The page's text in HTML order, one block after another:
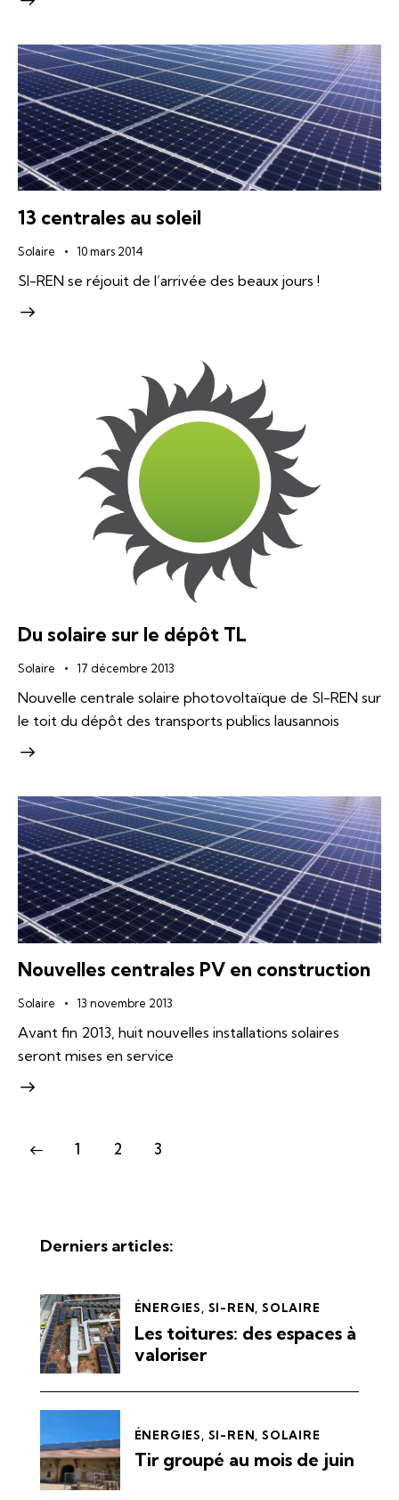
13 centrales au soleil
Solaire 10 mars 2014
SI-REN se réjouit de l’arrivée des beaux jours !
Du solaire sur le dépôt TL
Solaire 17 décembre 2013
Nouvelle centrale solaire photovoltaïque de SI-REN sur
le toit du dépôt des transports publics lausannois
Nouvelles centrales PV en construction
Solaire 13 novembre 2013
Avant fin 2013, huit nouvelles installations solaires
seront mises en service
1 2 3
Derniers articles:
ÉNERGIES, SI-REN, SOLAIRE
Les toitures: des espaces à
valoriser
ÉNERGIES SI-REN SOLAIRE
Tir groupé au mois de juin